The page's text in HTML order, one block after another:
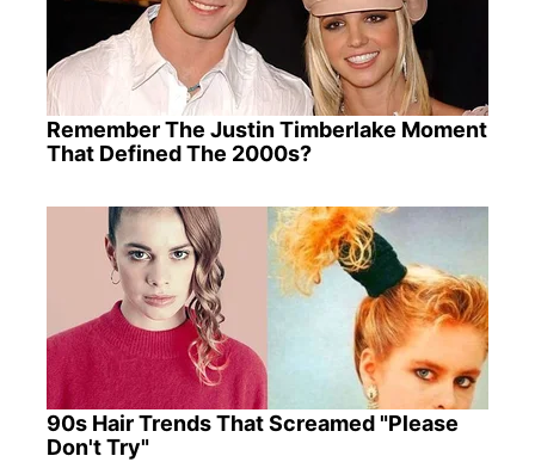
Remember The Justin Timberlake Moment
That Defined The 2000s?
90s Hair Trends That Screamed "Please
Don't Try"